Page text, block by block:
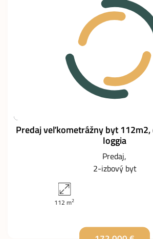
Predaj veľkometrážny byt
loggia
Predaj
2-izbový byt
112 m2